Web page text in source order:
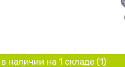
в наличии на 1 складe (1)